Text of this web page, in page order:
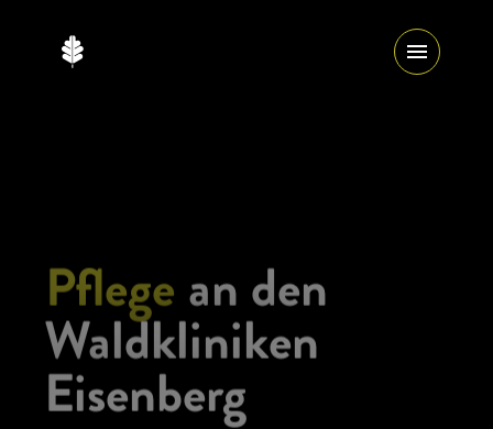
Pflege an den
Waldkliniken
Eisenberg